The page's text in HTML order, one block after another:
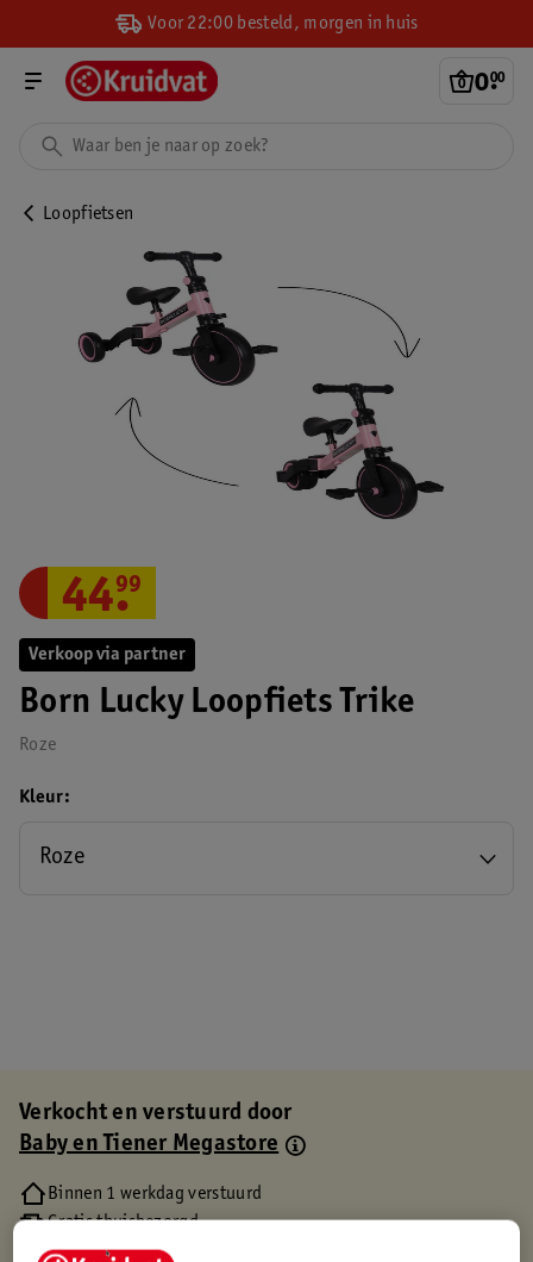
Voor 22:00 besteld, morgen in huis
0.
00
Loopfietsen
Verkoop via partner
Born Lucky Loopfiets Trike
Roze
44.
99
Kleur
Roze
Verkocht en verstuurd door
Baby en Tiener Megastore
Binnen 1 werkdag verstuurd
Gratis thuisbezorgd
Gratis retourneren via verkooppartner.